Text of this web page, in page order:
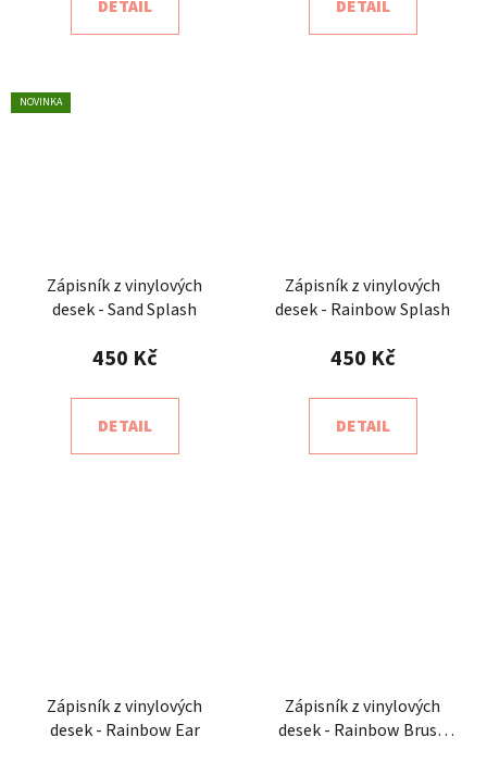
DETAIL DETAIL
NOVINKA
Zápisník z vinylových
desek - Sand Splash
450 Kč
DETAIL
Zápisník z vinylových
desek - Rainbow Splash
450 Kč
DETAIL
Zápisník z vinylových
desek - Rainbow Ear
Zápisník z vinylových
desek - Rainbow Brush